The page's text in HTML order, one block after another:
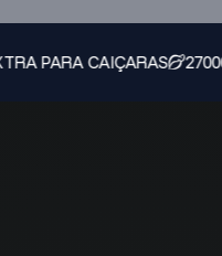
CAIÇARAS 27000+ KG